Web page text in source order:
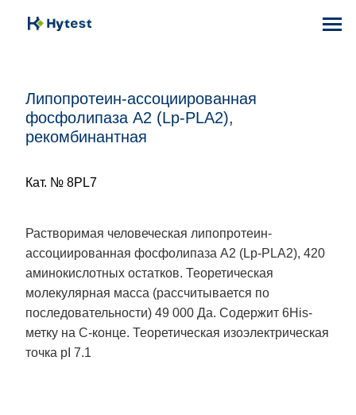
Липопротеин-ассоциированная
фосфолипаза A2 (Lp-PLA2),
рекомбинантная
Кат. № 8PL7
Растворимая человеческая липопротеин-
ассоциированная фосфолипаза А2 (Lp-PLA2), 420
аминокислотных остатков. Теоретическая
молекулярная масса (рассчитывается по
последовательности) 49 000 Да. Содержит 6His-
метку на С-конце. Теоретическая изоэлектрическая
точка pI 7.1